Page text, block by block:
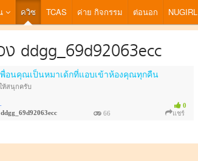
ควิซ TCAS ค่าย กิจกรรม ต่อนอก NUGIRL
ddgg_69d92063ecc
พื่อนคุณเป็นหมาเด้กที่แอบเข้าห้องคุณทุกคืน
0
ห้สนุกครับ
-
ddgg_69d92063ecc 66 แชร์